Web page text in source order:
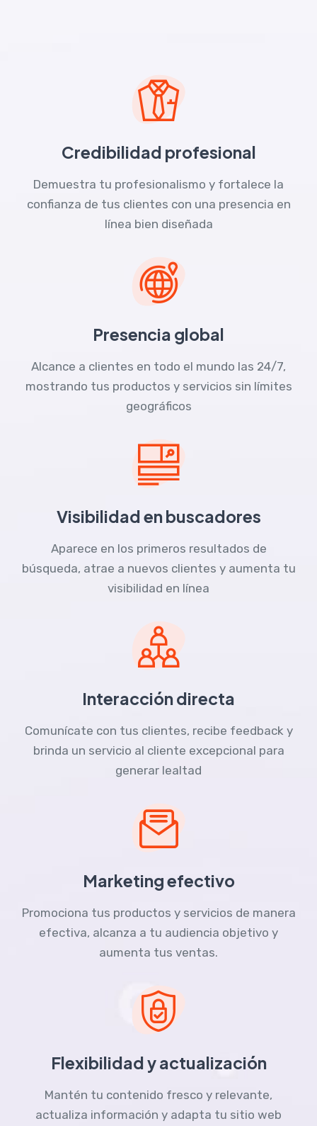
Credibilidad profesional
Demuestra tu profesionalismo y fortalece la
confianza de tus clientes con una presencia en
línea bien diseñada
Presencia global
Alcance a clientes en todo el mundo las 24/7,
mostrando tus productos y servicios sin límites
geográficos
Visibilidad en buscadores
Aparece en los primeros resultados de
búsqueda, atrae a nuevos clientes y aumenta tu
visibilidad en línea
Interacción directa
Comunícate con tus clientes, recibe feedback y
brinda un servicio al cliente excepcional para
generar lealtad
Marketing efectivo
Promociona tus productos y servicios de manera
efectiva, alcanza a tu audiencia objetivo y
aumenta tus ventas.
Flexibilidad y actualización
Mantén tu contenido fresco y relevante,
actualiza información y adapta tu sitio web